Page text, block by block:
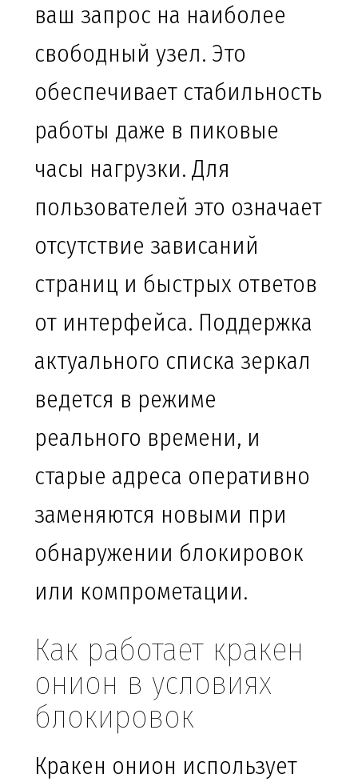
ваш запрос на наиболее
свободный узел. Это
обеспечивает стабильность
работы даже в пиковые
часы нагрузки. Для
пользователей это означает
отсутствие зависаний
страниц и быстрых ответов
от интерфейса. Поддержка
актуального списка зеркал
ведется в режиме
реального времени, и
старые адреса оперативно
заменяются новыми при
обнаружении блокировок
или компрометации.
Как работает кракен
онион в условиях
блокировок
Кракен онион использует